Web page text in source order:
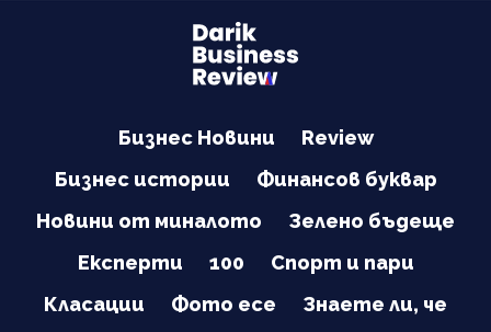
Бизнес Новини
Review
Бизнес истории
Финансов буквар
Новини от миналото
Зелено бъдеще
Експерти
100
Спорт и пари
Класации
Фото есе
Знаете ли, че